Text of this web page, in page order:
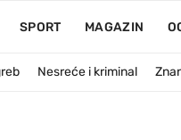
SPORT MAGAZIN
Nesreće i kriminal